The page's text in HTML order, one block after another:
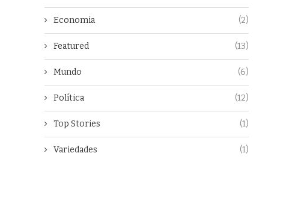
Economia (2)
Featured (13)
Mundo (6)
Política (12)
Top Stories (1)
Variedades (1)